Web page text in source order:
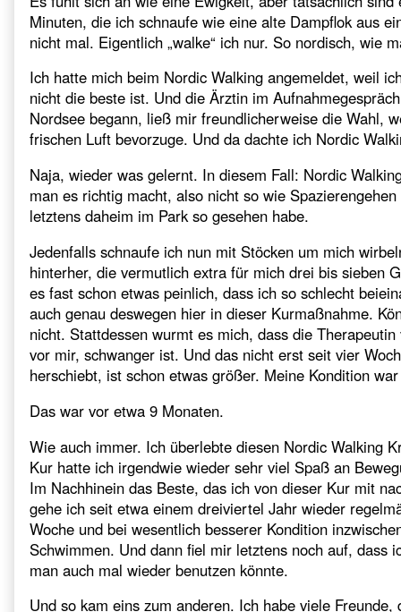
by
the
author
of
Entschluss,
Minuten, die ich schnaufe wie eine alte Dampflok aus
nicht mal. Eigentlich „walke“ ich nur. So nordisch, wie
Ich hatte mich beim Nordic Walking angemeldet, weil
nicht die beste ist. Und die Ärztin im
Nordsee begann, ließ mir freundlicherweise die Wahl,
frischen Luft bevorzuge. Und da dachte ich Nordic
Naja, wieder was gelernt. In diesem Fall: Nordic
man es richtig macht, also nicht so wie
letztens daheim im Park so gesehen habe.
Jedenfalls schnaufe ich nun mit Stöcken um mich
hinterher, die vermutlich extra für mich drei bis sieben
es fast schon etwas peinlich, dass ich so schlecht
auch genau deswegen hier in dieser Kurmaßnahme.
nicht. Stattdessen wurmt es mich, dass die
vor mir, schwanger ist. Und das nicht erst seit vier
herschiebt, ist schon etwas größer. Meine Kondition
Das war vor etwa 9 Monaten.
Wie auch immer. Ich überlebte diesen Nordic Walking
Kur hatte ich irgendwie wieder sehr viel Spaß an
Im Nachhinein das Beste, das ich von dieser Kur mit
gehe ich seit etwa einem dreiviertel Jahr wieder
Woche und bei wesentlich besserer Kondition
Schwimmen. Und dann fiel mir letztens noch auf, dass
man auch mal wieder benutzen könnte.
Und so kam eins zum anderen. Ich habe viele